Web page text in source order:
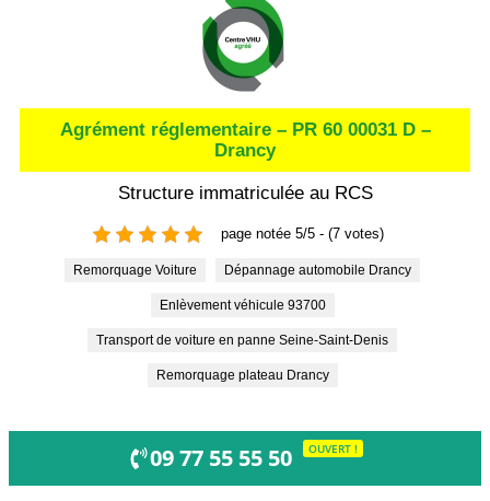
Agrément réglementaire – PR 60 00031 D –
Drancy
Structure immatriculée au RCS
page notée 5/5 - (7 votes)
Remorquage Voiture Dépannage automobile Drancy
Enlèvement véhicule 93700
Transport de voiture en panne Seine-Saint-Denis
Remorquage plateau Drancy
09 77 55 55 50 OUVERT !